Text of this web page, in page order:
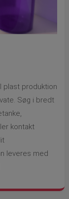
plast produktion
Søg i bredt
kontakt
leveres med